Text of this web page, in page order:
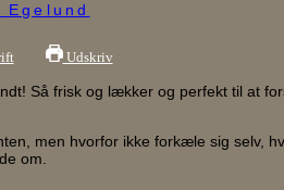
Udskriv
Så frisk og lækker og perfekt til at
men hvorfor ikke forkæle sig selv,
om.